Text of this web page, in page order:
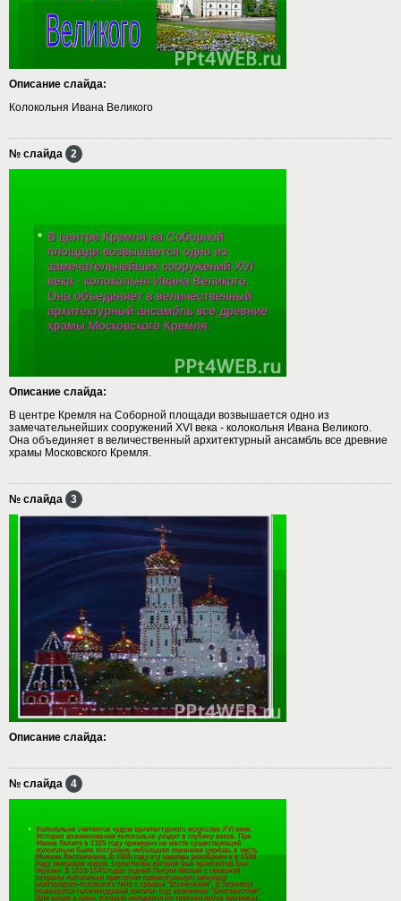
Описание слайда:
Колокольня Ивана Великого
№ слайда 2
Описание слайда:
В центре Кремля на Соборной площади возвышается одно из
замечательнейших сооружений XVI века - колокольня Ивана Великого.
Она объединяет в величественный архитектурный ансамбль все древние
храмы Московского Кремля.
№ слайда 3
Описание слайда:
№ слайда 4